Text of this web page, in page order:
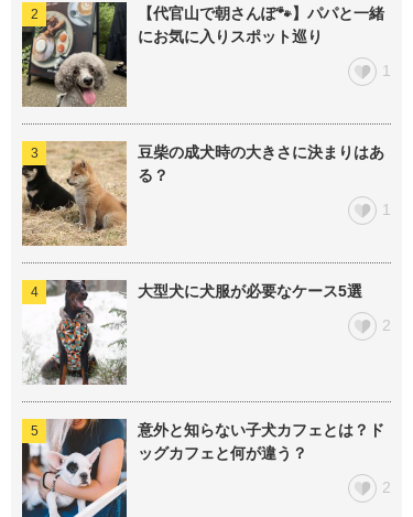
【代官山で朝さんぽ🐾】パパと一緒
にお気に入りスポット巡り
1
豆柴の成犬時の大きさに決まりはあ
る？
1
大型犬に犬服が必要なケース5選
2
意外と知らない子犬カフェとは？ド
ッグカフェと何が違う？
2